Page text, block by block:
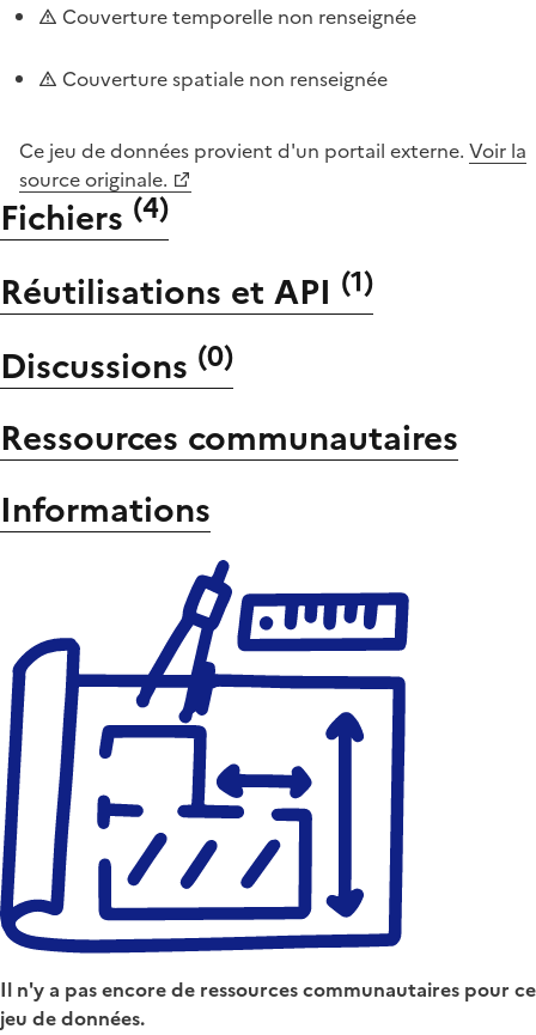
Couverture temporelle non renseignée
Couverture spatiale non renseignée
Ce jeu de données provient d'un portail externe. Voir la
source originale.
Fichiers (4)
Réutilisations et API (1)
Discussions (0)
Ressources communautaires
Informations
Il n'y a pas encore de ressources communautaires pour ce
jeu de données.